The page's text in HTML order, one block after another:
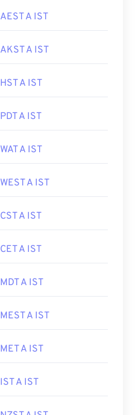
AEST A IST
AKST A IST
HST A IST
PDT A IST
WAT A IST
WEST A IST
CST A IST
CET A IST
MDT A IST
MEST A IST
MET A IST
IST A IST